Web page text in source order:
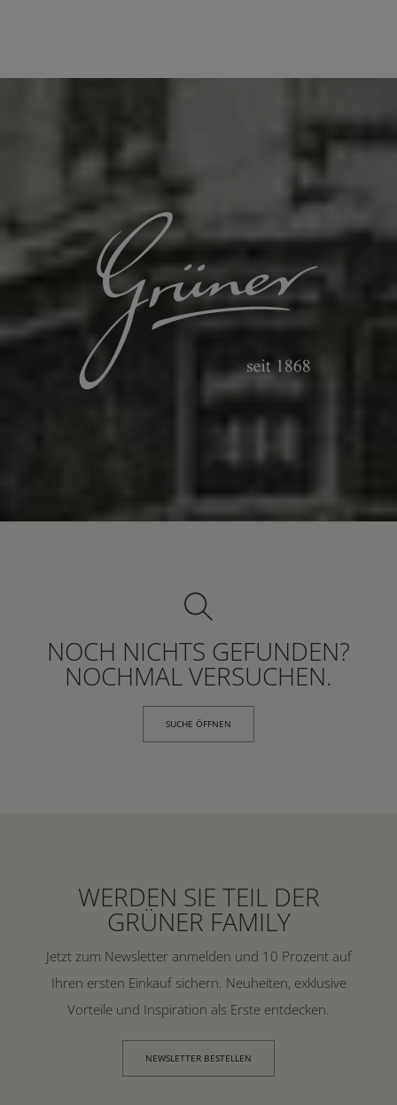
NOCH NICHTS GEFUNDEN?
NOCHMAL VERSUCHEN.
SUCHE ÖFFNEN
WERDEN SIE TEIL DER
GRÜNER FAMILY
Jetzt zum Newsletter anmelden und 10 Prozent auf
Ihren ersten Einkauf sichern. Neuheiten, exklusive
Vorteile und Inspiration als Erste entdecken.
NEWSLETTER BESTELLEN